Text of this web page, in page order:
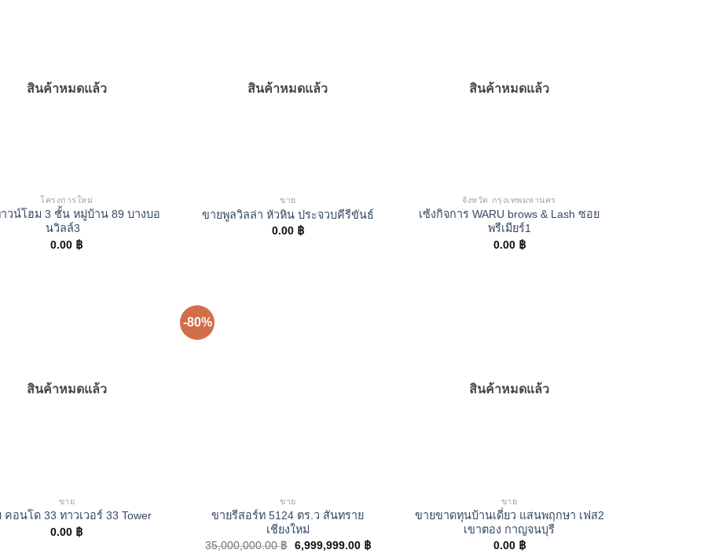
สินค้าหมดแล้ว
โครงการใหม่
วน์โฮม 3 ชั้น หมู่บ้าน 89 บางบอ
นวิลล์3
0.00 ฿
สินค้าหมดแล้ว
ขาย
ขายพูลวิลล่า หัวหิน ประจวบคีรีขันธ์
0.00 ฿
สินค้าหมดแล้ว
จังหวัด กรุงเทพมหานคร
เซ้งกิจการ WARU brows & Lash ซอย
พรีเมียร์1
0.00 ฿
สินค้าหมดแล้ว
ขาย
คอนโด 33 ทาวเวอร์ 33 Tower
0.00 ฿
-80%
ขาย
ขายรีสอร์ท 5124 ตร.ว สันทราย
เชียงใหม่
35,000,000.00฿ Original
6,999,999.00 ฿Current
สินค้าหมดแล้ว
ขาย
ขายขาดทุนบ้านเดี่ยว แสนพฤกษา เฟส2
เขาตอง กาญจนบุรี
0.00 ฿